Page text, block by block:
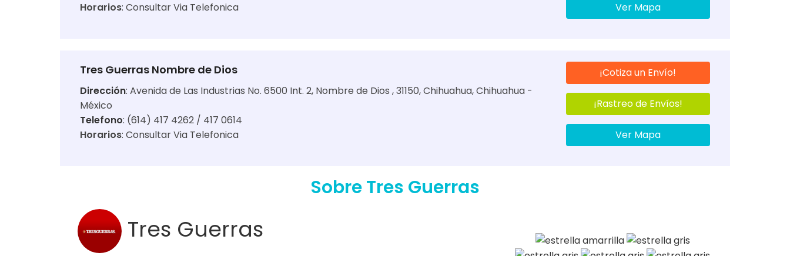
Horarios: Consultar Via Telefonica Ver Mapa
Tres Guerras Nombre de Dios
Dirección: Avenida de Las Industrias No. 6500 Int. 2, Nombre de Dios , 31150, Chihuahua, Chihuahua -
México
Telefono: (614) 417 4262 / 417 0614
Horarios: Consultar Via Telefonica
¡Cotiza un Envío!
¡Rastreo de Envíos!
Ver Mapa
Sobre Tres Guerras
Tres Guerras